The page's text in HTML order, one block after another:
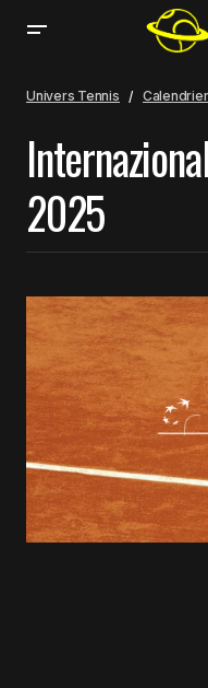
Univers Tennis
2025